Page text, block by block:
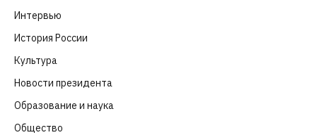
Интервью
История России
Культура
Новости президента
Образование и наука
Общество